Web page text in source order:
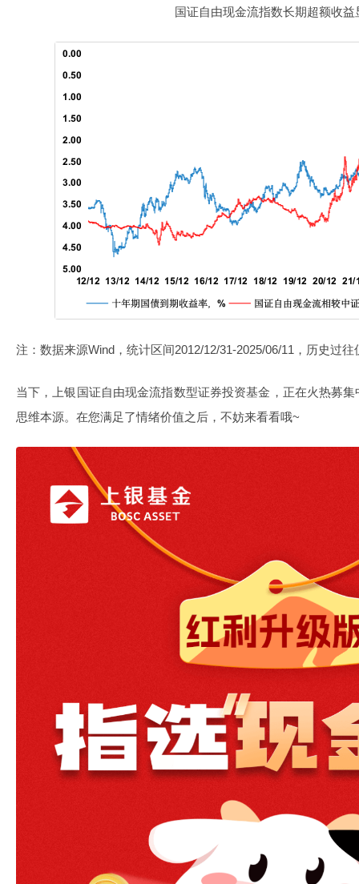
国证自由现金流指数长期超额收益
注：数据来源Wind，统计区间2012/12/31-2025/06/11，历史过
当下，上银国证自由现金流指数型证券投资基金，正在火热募
思维本源。在您满足了情绪价值之后，不妨来看看哦~